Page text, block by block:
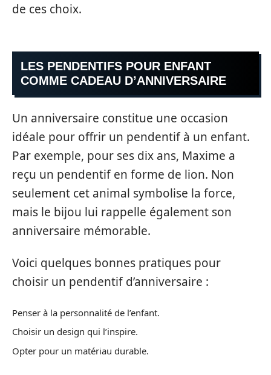
de ces choix.
LES PENDENTIFS POUR ENFANT
COMME CADEAU D’ANNIVERSAIRE
Un anniversaire constitue une occasion
idéale pour offrir un pendentif à un enfant.
Par exemple, pour ses dix ans, Maxime a
reçu un pendentif en forme de lion. Non
seulement cet animal symbolise la force,
mais le bijou lui rappelle également son
anniversaire mémorable.
Voici quelques bonnes pratiques pour
choisir un pendentif d’anniversaire :
Penser à la personnalité de l’enfant.
Choisir un design qui l’inspire.
Opter pour un matériau durable.